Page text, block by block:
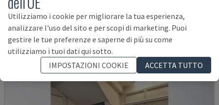
GERMANIA
22.000 €
Utilizziamo i cookie per migliorare la tua esperienza,
analizzare l'uso del sito e per scopi di marketing. Puoi
gestire le tue preferenze e saperne di più su come
utilizziamo i tuoi dati qui sotto.
IMPOSTAZIONI COOKIE
ACCETTA TUTTO